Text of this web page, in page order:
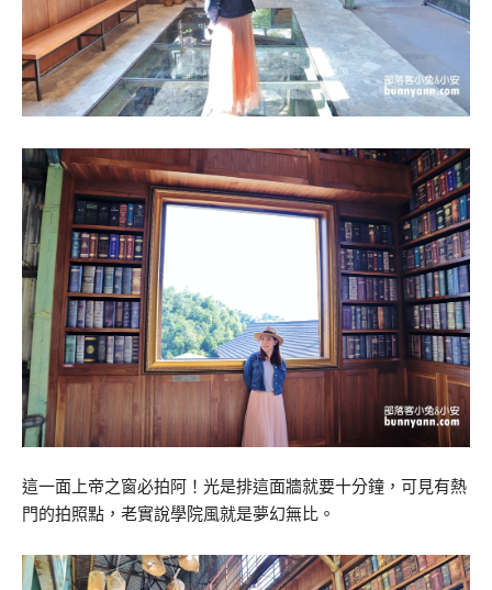
這一面上帝之窗必拍阿！光是排這面牆就要十分鐘，可見有熱
門的拍照點，老實說學院風就是夢幻無比。